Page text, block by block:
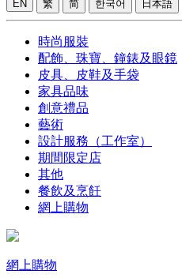
EN 繁 简 한국어 日本語
時尚服裝
配飾、珠寶、鐘錶及眼鏡
皮具、皮鞋及手袋
家具品味
創意禮品
藝術
設計服務（工作室）
期間限定店
其他
餐飲及烹飪
網上購物
網上購物